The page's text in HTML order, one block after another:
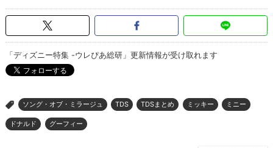
「ディズニー特集 -ウレぴあ総研」更新情報が受け取れます
> ソング・オブ・ミラージュ TDS TDSまとめ ミッキー ミニー
ドナルド グーフィー